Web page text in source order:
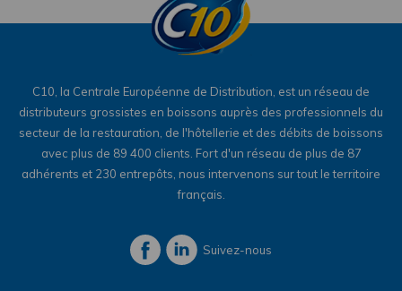
C10, la Centrale Européenne de Distribution, est un réseau de
distributeurs grossistes en boissons auprès des professionnels du
secteur de la restauration, de l'hôtellerie et des débits de boissons
avec plus de 89 400 clients. Fort d'un réseau de plus de 87
adhérents et 230 entrepôts, nous intervenons sur tout le territoire
français.
Suivez-nous